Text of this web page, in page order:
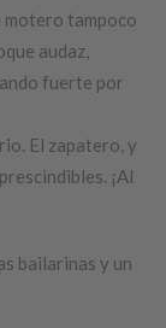
tampoco
audaz,
fuerte por
El zapatero, y
¡Al
bailarinas y un